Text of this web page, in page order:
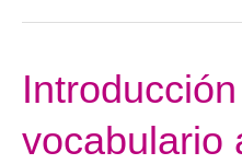
vocabulario
Introducción
al
vocabulario